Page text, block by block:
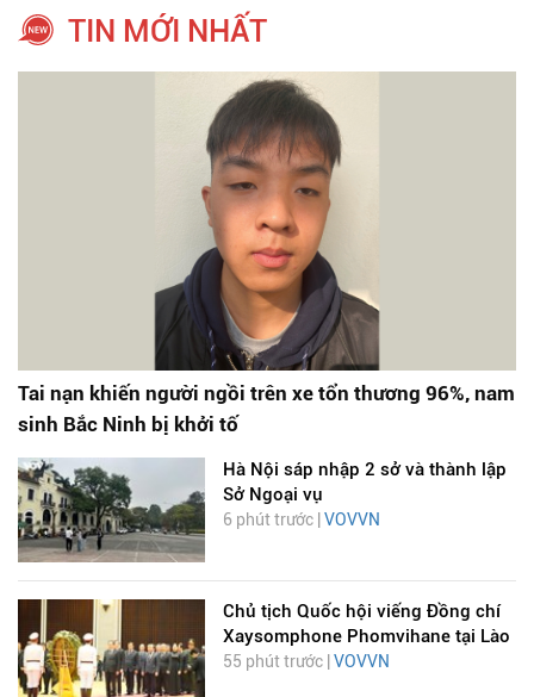
TIN MỚI NHẤT
Tai nạn khiến người ngồi trên xe tổn thương 96%, nam
sinh Bắc Ninh bị khởi tố
Hà Nội sáp nhập 2 sở và thành lập
Sở Ngoại vụ
6 phút trước | VOVVN
Chủ tịch Quốc hội viếng Đồng chí
Xaysomphone Phomvihane tại Lào
55 phút trước | VOVVN